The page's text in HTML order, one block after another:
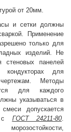
от 20мм.
и сетки должны
Применение
только для
изделий. Не
панелей
кондукторах для
Методы
для каждого
указываться в
допускается
с ГОСТ 24211-80.